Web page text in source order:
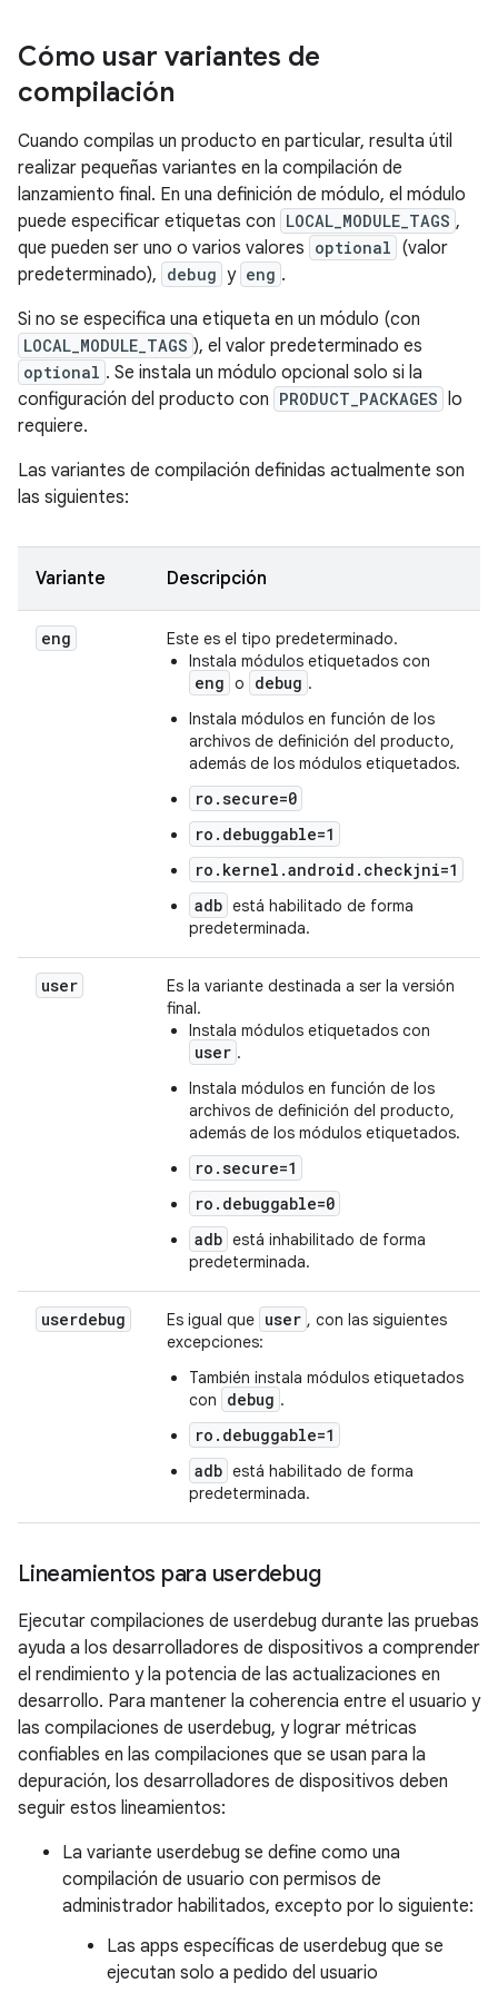
Cómo usar variantes de
compilación
Cuando compilas un producto en particular, resulta útil
realizar pequeñas variantes en la compilación de
lanzamiento final. En una definición de módulo, el módulo
puede especificar etiquetas con LOCAL_MODULE_TAGS ,
que pueden ser uno o varios valores optional (valor
predeterminado), debug y eng .
Si no se especifica una etiqueta en un módulo (con
LOCAL_MODULE_TAGS ), el valor predeterminado es
optional . Se instala un módulo opcional solo si la
configuración del producto con PRODUCT_PACKAGES lo
requiere.
Las variantes de compilación definidas actualmente son
las siguientes:
Variante Descripción
eng
Este es el tipo predeterminado.
Instala módulos etiquetados con
eng o debug .
Instala módulos en función de los
archivos de definición del producto,
además de los módulos etiquetados.
ro.secure=0
ro.debuggable=1
ro.kernel.android.checkjni=1
adb está habilitado de forma
predeterminada.
user
Es la variante destinada a ser la versión
final.
Instala módulos etiquetados con
user .
Instala módulos en función de los
archivos de definición del producto,
además de los módulos etiquetados.
ro.secure=1
ro.debuggable=0
adb está inhabilitado de forma
predeterminada.
userdebug Es igual que user , con las siguientes
excepciones:
También instala módulos etiquetados
con
debug .
ro.debuggable=1
adb está habilitado de forma
predeterminada.
Lineamientos para userdebug
Ejecutar compilaciones de userdebug durante las pruebas
ayuda a los desarrolladores de dispositivos a comprender
el rendimiento y la potencia de las actualizaciones en
desarrollo. Para mantener la coherencia entre el usuario y
las compilaciones de userdebug, y lograr métricas
confiables en las compilaciones que se usan para la
depuración, los desarrolladores de dispositivos deben
seguir estos lineamientos:
La variante userdebug se define como una
compilación de usuario con permisos de
administrador habilitados, excepto por lo siguiente:
Las apps específicas de userdebug que se
ejecutan solo a pedido del usuario